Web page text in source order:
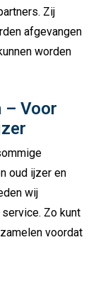
Zij
afgevangen
worden
– Voor
oud ijzer en
wij
Zo kunt
voordat